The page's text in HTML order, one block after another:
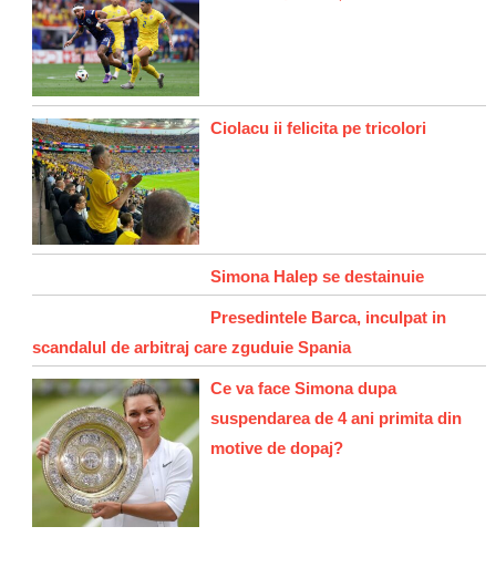
Ciolacu ii felicita pe tricolori
Simona Halep se destainuie
Presedintele Barca, inculpat in
scandalul de arbitraj care zguduie Spania
Ce va face Simona dupa
suspendarea de 4 ani primita din
motive de dopaj?